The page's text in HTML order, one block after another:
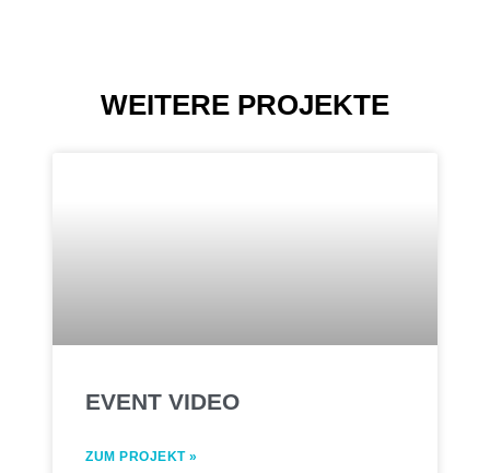
WEITERE PROJEKTE
EVENT VIDEO
ZUM PROJEKT »